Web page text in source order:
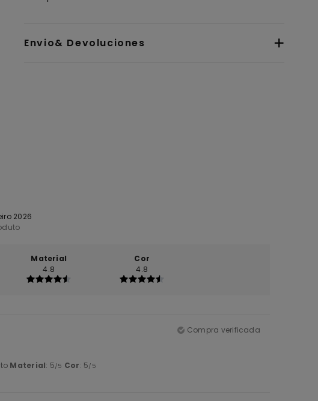
Envio& Devoluciones
2026
Material
4.8
Cor
4.8
Compra verificada
Material: 5/5 Cor: 5/5